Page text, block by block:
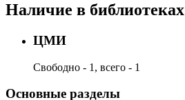
Наличие в библиотеках
ЦМИ
Свободно - 1, всего - 1
Основные разделы